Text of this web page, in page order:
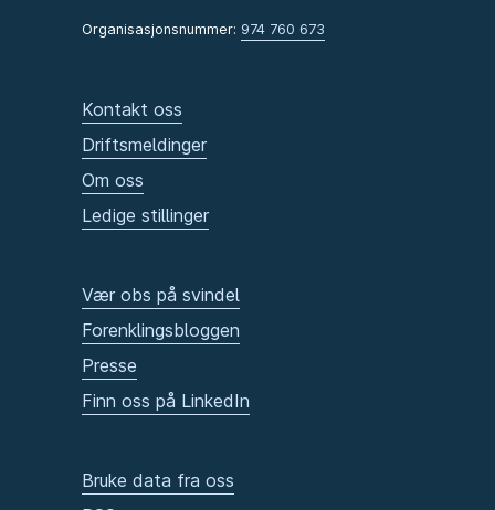
Organisasjonsnummer: 974 760 673
Kontakt oss
Driftsmeldinger
Om oss
Ledige stillinger
Vær obs på svindel
Forenklingsbloggen
Presse
Finn oss på LinkedIn
Bruke data fra oss